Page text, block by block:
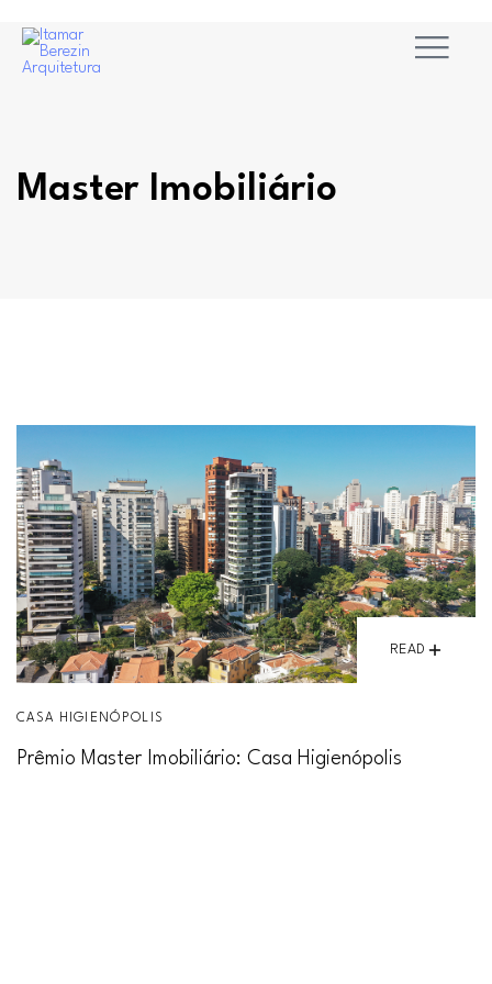
Master Imobiliário
READ
CASA HIGIENÓPOLIS
Prêmio Master Imobiliário: Casa Higienópolis